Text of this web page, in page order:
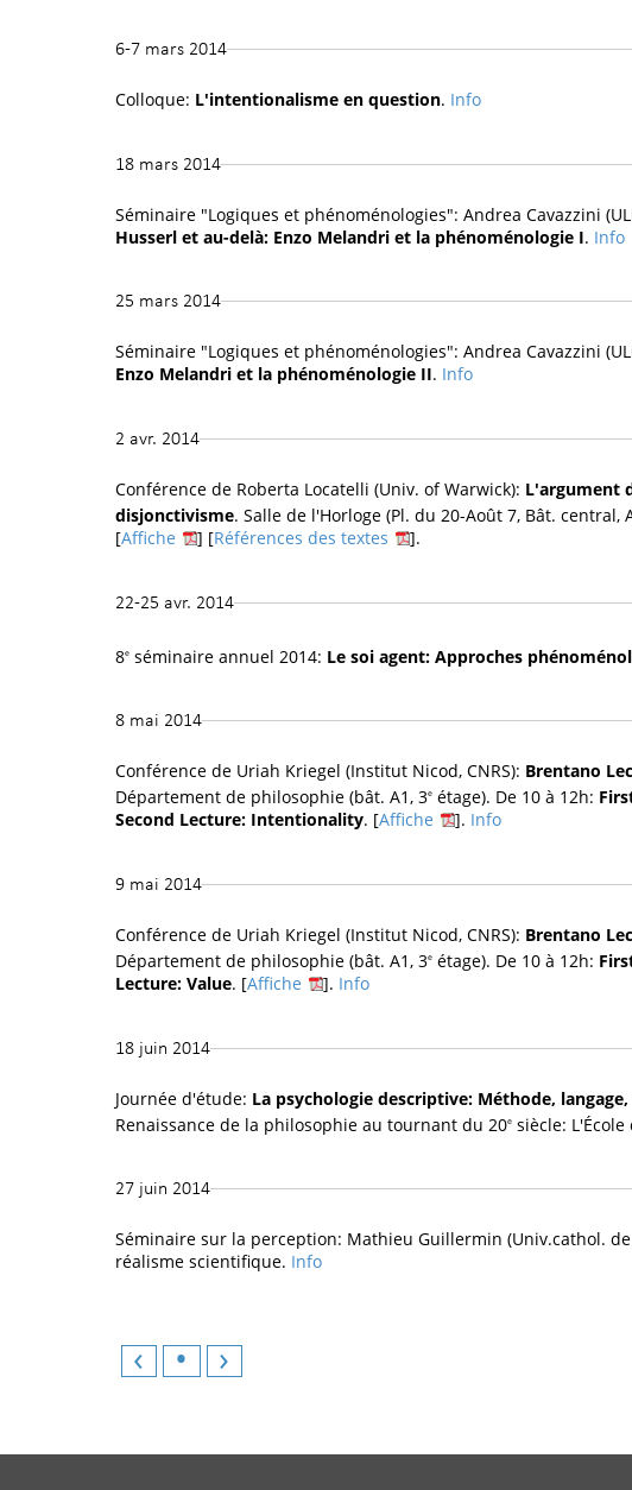
6-7 mars 2014
Colloque: L'intentionalisme en question. Info
18 mars 2014
Séminaire "Logiques et phénoménologies": Andrea Cavazzini
Husserl et au-delà: Enzo Melandri et la phénoménologie I. Info
25 mars 2014
Séminaire "Logiques et phénoménologies": Andrea Cavazzini
Enzo Melandri et la phénoménologie II. Info
2 avr. 2014
Conférence de Roberta Locatelli (Univ. of Warwick): L'argument
disjonctivisme. Salle de l'Horloge (Pl. du 20-Août 7, Bât. central,
[Affiche ] [Références des textes ].
22-25 avr. 2014
8e séminaire annuel 2014: Le soi agent: Approches
8 mai 2014
Conférence de Uriah Kriegel (Institut Nicod, CNRS): Brentano
Département de philosophie (bât. A1, 3e étage). De 10 à 12h:
Second Lecture: Intentionality. [Affiche ]. Info
9 mai 2014
Conférence de Uriah Kriegel (Institut Nicod, CNRS): Brentano
Département de philosophie (bât. A1, 3e étage). De 10 à 12h:
Lecture: Value. [Affiche ]. Info
18 juin 2014
Journée d'étude: La psychologie descriptive: Méthode,
Renaissance de la philosophie au tournant du 20e siècle:
27 juin 2014
Séminaire sur la perception: Mathieu Guillermin (Univ.cathol.
réalisme scientifique. Info
‹ • ›